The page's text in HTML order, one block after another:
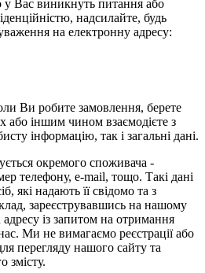
Вас виникнуть питання або
надсилайте, будь
на електронну адресу:
Ви робите замовлення, берете
або іншим чином взаємодієте з
інформацію, так і загальні дані.
окремого споживача -
телефону, e-mail, тощо. Такі дані
які надають її свідомо та з
зареєструвавшись на нашому
адресу із запитом на отримання
Ми не вимагаємо реєстрації або
перегляду нашого сайту та
змісту.